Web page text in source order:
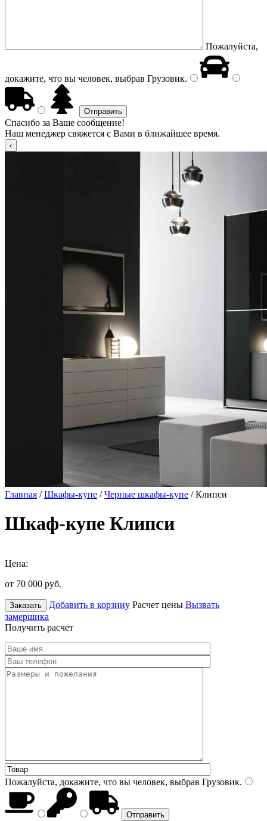
Пожалуйста,
докажите, что вы человек, выбрав Грузовик.
Спасибо за Ваше сообщение!
Наш менеджер свяжется с Вами в ближайшее время.
Главная /Шкафы-купе /Черные шкафы-купе / Клипси
Шкаф-купе Клипси
Цена:
от 70 000 руб.
Заказать Добавить в корзину Расчет цены Вызвать
замерщика
Получить расчет
Пожалуйста, докажите, что вы человек, выбрав Грузовик.